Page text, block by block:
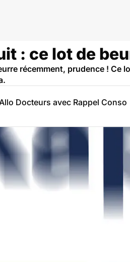
: ce lot de
récemment, prudence ! Ce
Docteurs avec Rappel Conso